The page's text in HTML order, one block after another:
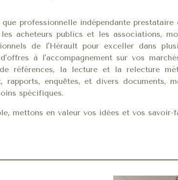
que professionnelle indépendante
acheteurs publics et les associations,
de l'Hérault pour exceller dans
à l'accompagnement sur vos
références,
la lecture et la relecture
rapports, enquêtes, et divers documents,
spécifiques.
mettons en valeur vos idées et vos